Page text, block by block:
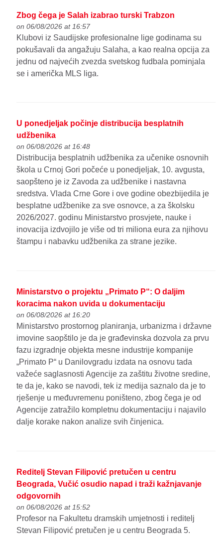
Zbog čega je Salah izabrao turski Trabzon
on 06/08/2026 at 16:57
Klubovi iz Saudijske profesionalne lige godinama su
pokušavali da angažuju Salaha, a kao realna opcija za
jednu od najvećih zvezda svetskog fudbala pominjala
se i američka MLS liga.
U ponedjeljak počinje distribucija besplatnih
udžbenika
on 06/08/2026 at 16:48
Distribucija besplatnih udžbenika za učenike osnovnih
škola u Crnoj Gori počeće u ponedjeljak, 10. avgusta,
saopšteno je iz Zavoda za udžbenike i nastavna
sredstva. Vlada Crne Gore i ove godine obezbijedila je
besplatne udžbenike za sve osnovce, a za školsku
2026/2027. godinu Ministarstvo prosvjete, nauke i
inovacija izdvojilo je više od tri miliona eura za njihovu
štampu i nabavku udžbenika za strane jezike.
Ministarstvo o projektu „Primato P“: O daljim
koracima nakon uvida u dokumentaciju
on 06/08/2026 at 16:20
Ministarstvo prostornog planiranja, urbanizma i državne
imovine saopštilo je da je građevinska dozvola za prvu
fazu izgradnje objekta mesne industrije kompanije
„Primato P“ u Danilovgradu izdata na osnovu tada
važeće saglasnosti Agencije za zaštitu životne sredine,
te da je, kako se navodi, tek iz medija saznalo da je to
rješenje u međuvremenu poništeno, zbog čega je od
Agencije zatražilo kompletnu dokumentaciju i najavilo
dalje korake nakon analize svih činjenica.
Reditelj Stevan Filipović pretučen u centru
Beograda, Vučić osudio napad i traži kažnjavanje
odgovornih
on 06/08/2026 at 15:52
Profesor na Fakultetu dramskih umjetnosti i reditelj
Stevan Filipović pretučen je u centru Beograda 5.